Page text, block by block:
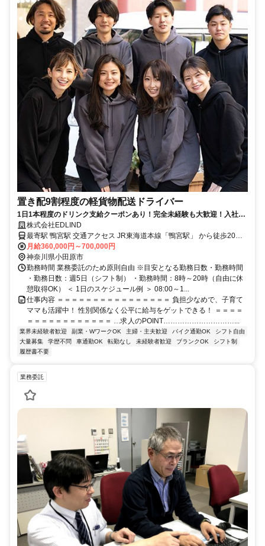
置き配9割程度の軽貨物配送ドライバー
1日1本程度のドリンク支給クーポンあり！完全未経験も大歓迎！入社3
ヶ月以内に90％が月50万円を達成しています。
株式会社EDLIND
最寄駅 鴨宮駅 交通アクセス JR東海道本線「鴨宮駅」 から徒歩20分
●転勤なし ●車・バイク通勤OK
月給360,000円～700,000円
神奈川県小田原市
勤務時間 業務委託のため原則自由 ※目安となる勤務日数・勤務時間
・勤務日数：週5日（シフト制） ・勤務時間：8時～20時（自由に休
憩取得OK） ＜ 1日のスケジュール例 ＞ 08:00～1...
仕事内容 ＝＝＝＝＝＝＝＝＝＝＝＝＝＝＝＝ 負担少なめで、子育て
ママも活躍中！ 性別関係なく公平に給与をゲットできる！ ＝＝＝＝
＝＝＝＝＝＝＝＝＝＝＝＝ …求人のPOINT…………………………...
業界未経験者歓迎 副業・WワークOK 主婦・主夫歓迎 バイク通勤OK
シフト自由
大量募集
学歴不問 車通勤OK 転勤なし 未経験者歓迎 ブランクOK
シフト制
履歴書不要
業務委託